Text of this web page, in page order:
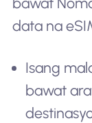
data na
Isang
bawat